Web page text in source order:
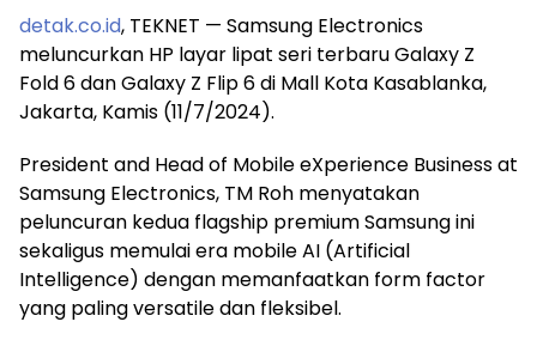
detak.co.id, TEKNET — Samsung Electronics
meluncurkan HP layar lipat seri terbaru Galaxy Z
Fold 6 dan Galaxy Z Flip 6 di Mall Kota Kasablanka,
Jakarta, Kamis (11/7/2024).
President and Head of Mobile eXperience Business at
Samsung Electronics, TM Roh menyatakan
peluncuran kedua flagship premium Samsung ini
sekaligus memulai era mobile AI (Artificial
Intelligence) dengan memanfaatkan form factor
yang paling versatile dan fleksibel.